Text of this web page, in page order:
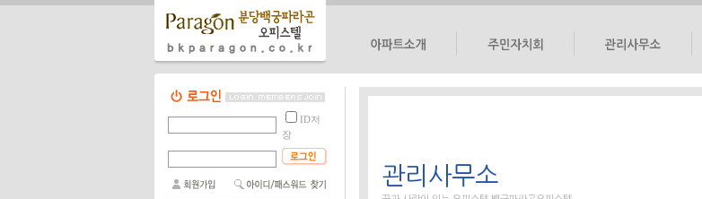
단지소개
단지평형도
대표회의
소장인사말
ID저
장
관리사무소